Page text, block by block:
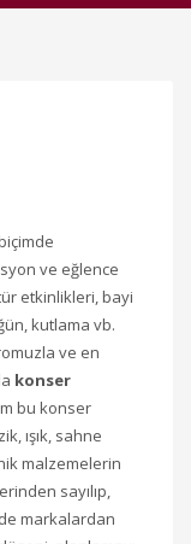
ve eğlence
etkinlikleri, bayi
kutlama vb.
ve en
konser
bu konser
ışık, sahne
malzemelerin
sayılıp,
markalardan